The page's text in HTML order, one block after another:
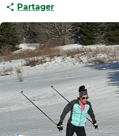
Partager